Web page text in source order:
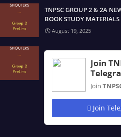
TNPSC GROUP 2 & 2A
BOOK STUDY
August 19, 2025
TNPSC PRELIMINARY
II) FULL MATERIAL /
August 19, 2025
Join
Join
Join